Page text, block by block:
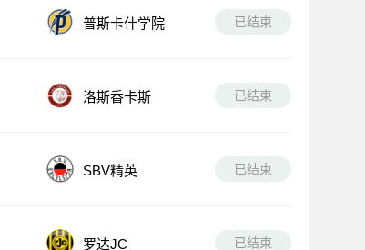
普斯卡什学院 已结束
洛斯香卡斯 已结束
SBV精英 已结束
罗达JC 已结束